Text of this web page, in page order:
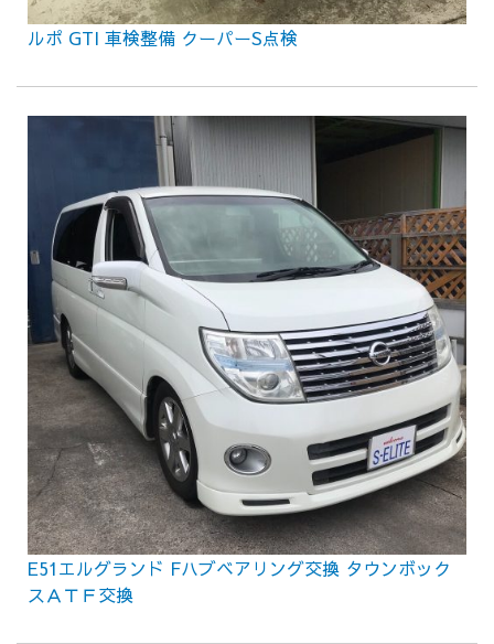
ルポ GTI 車検整備 クーパーS点検
E51エルグランド Fハブベアリング交換 タウンボック
スＡＴＦ交換